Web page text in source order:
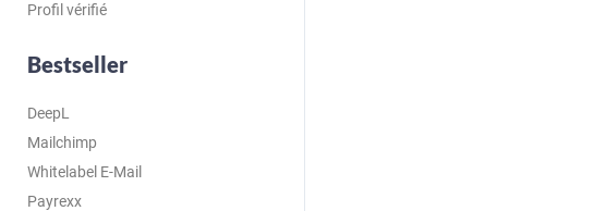
Profil vérifié
Bestseller
DeepL
Mailchimp
Whitelabel E-Mail
Payrexx